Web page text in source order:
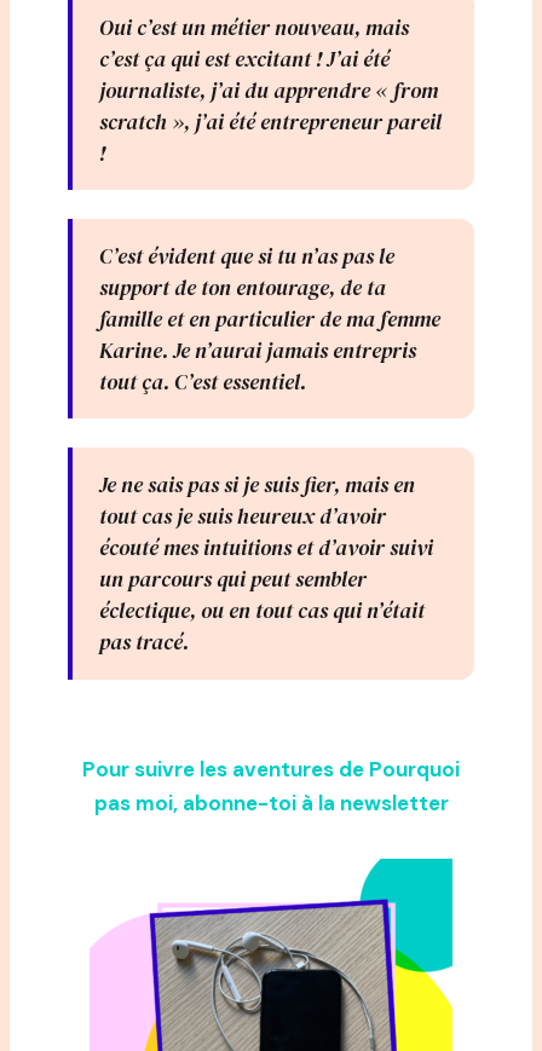
Oui c’est un métier nouveau, mais
c’est ça qui est excitant ! J’ai été
journaliste, j’ai du apprendre « from
scratch », j’ai été entrepreneur pareil
!
C’est évident que si tu n’as pas le
support de ton entourage, de ta
famille et en particulier de ma femme
Karine. Je n’aurai jamais entrepris
tout ça. C’est essentiel.
Je ne sais pas si je suis fier, mais en
tout cas je suis heureux d’avoir
écouté mes intuitions et d’avoir suivi
un parcours qui peut sembler
éclectique, ou en tout cas qui n’était
pas tracé.
Pour suivre les aventures de Pourquoi
pas moi, abonne-toi à la newsletter